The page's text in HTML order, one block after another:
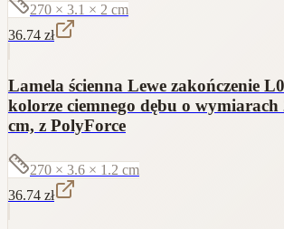
270 × 3.1 × 2 cm
36.74 zł
Lamela ścienna Lewe zakończenie
kolorze ciemnego dębu o wymiarach
cm, z PolyForce
270 × 3.6 × 1.2 cm
36.74 zł